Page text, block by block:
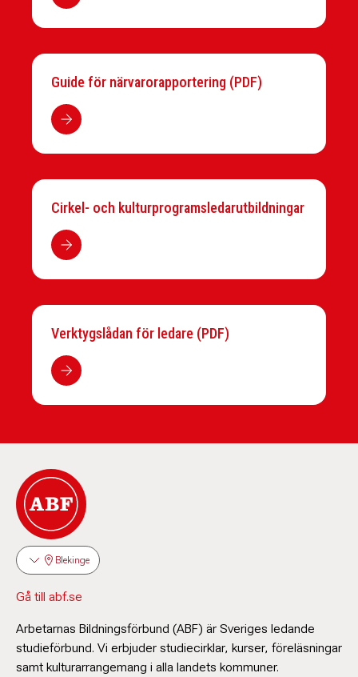
Guide för närvarorapportering (PDF)
Cirkel- och kulturprogramsledarutbildningar
Verktygslådan för ledare (PDF)
Blekinge
Gå till abf.se
Arbetarnas Bildningsförbund (ABF) är Sveriges ledande
studieförbund. Vi erbjuder studiecirklar, kurser, föreläsningar
samt kulturarrangemang i alla landets kommuner.